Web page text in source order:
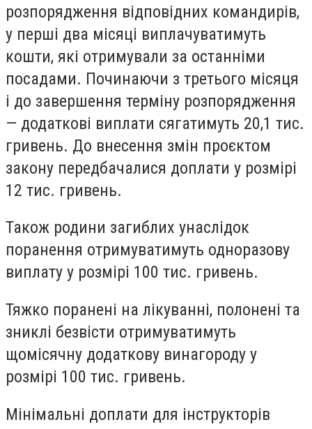
розпорядження відповідних командирів,
у перші два місяці виплачуватимуть
кошти, які отримували за останніми
посадами. Починаючи з третього місяця
і до завершення терміну розпорядження
— додаткові виплати сягатимуть 20,1 тис.
гривень. До внесення змін проєктом
закону передбачалися доплати у розмірі
12 тис. гривень.
Також родини загиблих унаслідок
поранення отримуватимуть одноразову
виплату у розмірі 100 тис. гривень.
Тяжко поранені на лікуванні, полонені та
зниклі безвісти отримуватимуть
щомісячну додаткову винагороду у
розмірі 100 тис. гривень.
Мінімальні доплати для інструкторів